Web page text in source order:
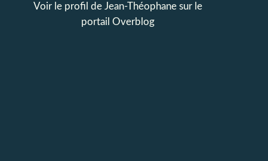
Voir le profil de Jean-Théophanesur le
portail Overblog